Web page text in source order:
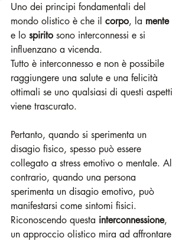
Uno dei principi fondamentali del
mondo olistico è che il corpo, la mente
e lo spirito sono interconnessi e si
influenzano a vicenda.
Tutto è interconnesso e non è possibile
raggiungere una salute e una felicità
ottimali se uno qualsiasi di questi aspetti
viene trascurato.
Pertanto, quando si sperimenta un
disagio fisico, spesso può essere
collegato a stress emotivo o mentale. Al
contrario, quando una persona
sperimenta un disagio emotivo, può
manifestarsi come sintomi fisici.
Riconoscendo questa interconnessione,
un approccio olistico mira ad affrontare